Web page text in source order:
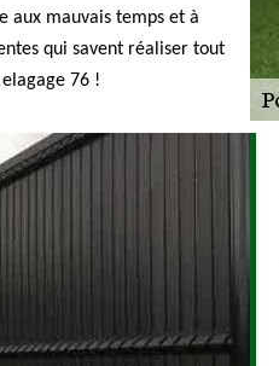
aux mauvais temps et à
qui savent réaliser tout
76 !